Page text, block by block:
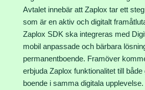
Avtalet innebär att Zaplox tar ett
som är en aktiv och digitalt
Zaplox SDK ska integreras med
mobil anpassade och bärbara
permanentboende. Framöver
erbjuda Zaplox funktionalitet till
boende i samma digitala